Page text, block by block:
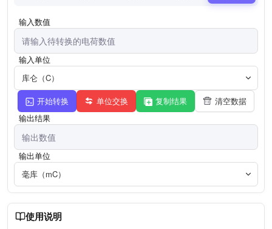
输入数值
输入单位
库仑（C）
开始转换
单位交换 复制结果
清空数据
输出结果
输出单位
毫库（mC）
使用说明